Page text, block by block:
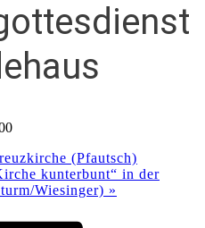
(Pfautsch)
kunterbunt“ in der
Wiesinger) »